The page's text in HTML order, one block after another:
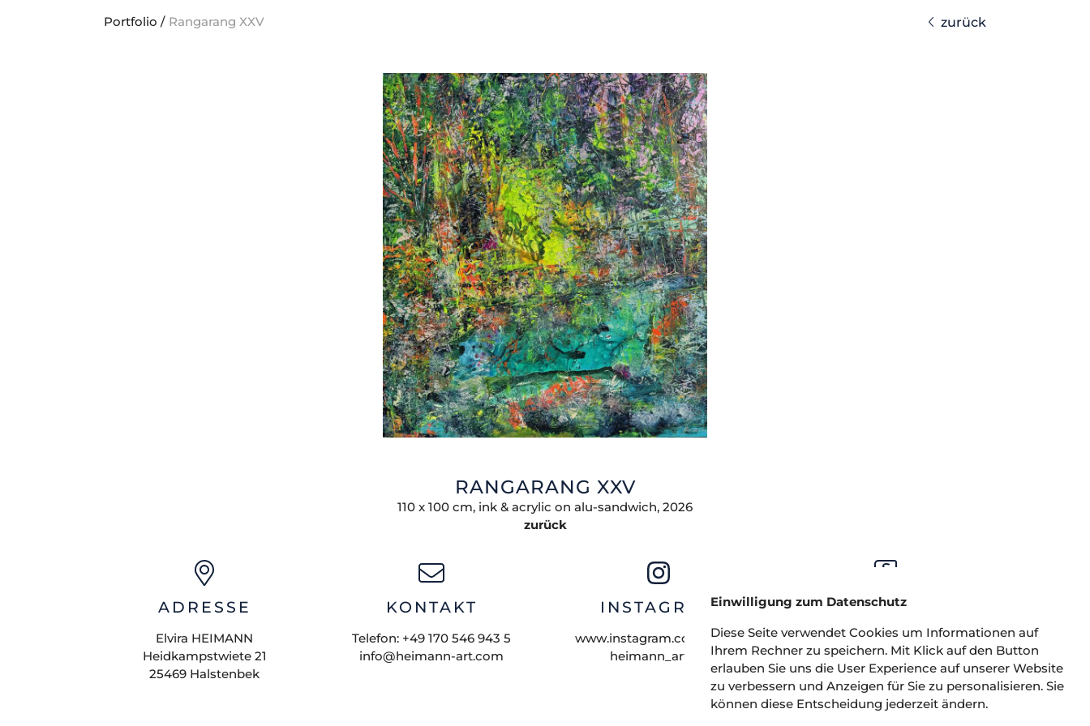
Portfolio / Rangarang XXV zurück
RANGARANG XXV
110 x 100 cm, ink & acrylic on alu-sandwich, 2026
zurück
ADRESSE
Elvira HEIMANN
Heidkampstwiete 21
25469 Halstenbek
KONTAKT
Telefon: +49 170 546 943 5
info@heimann-art.com
INSTAGRAM
www.instagram.com/elvira­
heimann_artist/
RECHTLICHES
Impressum
Copyright
Datenschutz
Einwilligung zum Datenschutz
Diese Seite verwendet Cookies um Informationen auf
Ihrem Rechner zu speichern. Mit Klick auf den Button
erlauben Sie uns die User Experience auf unserer Website
zu verbessern und Anzeigen für Sie zu personalisieren. Sie
können diese Entscheidung jederzeit ändern.